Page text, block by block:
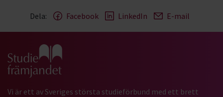
Dela: Facebook LinkedIn E-mail
Gå till studiefrämjandets startsida
Vi är ett av Sveriges största studieförbund med ett brett